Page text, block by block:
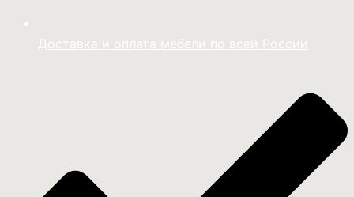
Доставка и оплата мебели по всей России